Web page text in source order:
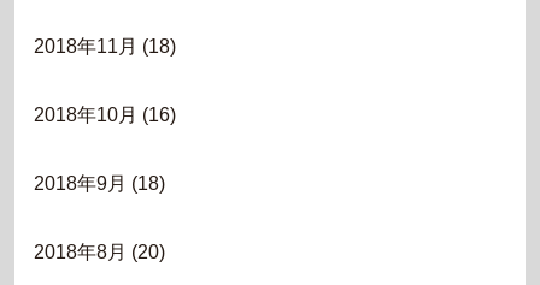
2018年11月 (18)
2018年10月 (16)
2018年9月 (18)
2018年8月 (20)